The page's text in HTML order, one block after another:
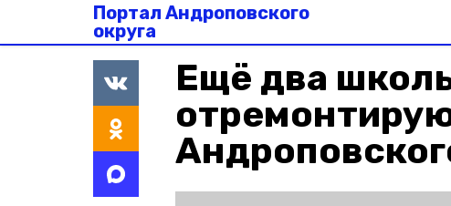
Портал Андроповского
округа
Ещё два